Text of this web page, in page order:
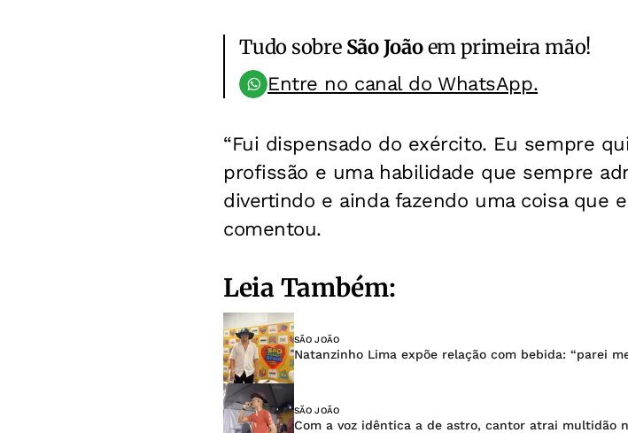
Tudo sobre São Joãoem primeira mão!
Entre no canal do WhatsApp.
“Fui dispensado do exército. Eu sempre
profissão e uma habilidade que sempre
divertindo e ainda fazendo uma coisa que
comentou.
Leia Também:
SÃO JOÃO
Natanzinho Lima expõe relação com bebida: “parei
SÃO JOÃO
Com a voz idêntica a de astro, cantor atrai multidão